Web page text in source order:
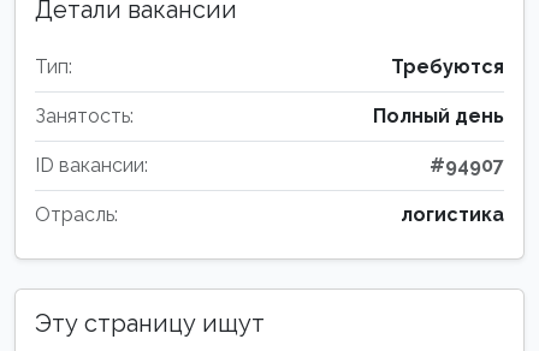
Детали вакансии
Тип: Требуются
Занятость: Полный день
ID вакансии: #94907
Отрасль: логистика
Эту страницу ищут